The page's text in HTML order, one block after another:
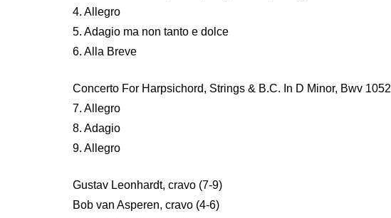
4. Allegro
5. Adagio ma non tanto e dolce
6. Alla Breve
Concerto For Harpsichord, Strings & B.C. In D Minor, Bwv 1052
7. Allegro
8. Adagio
9. Allegro
Gustav Leonhardt, cravo (7-9)
Bob van Asperen, cravo (4-6)